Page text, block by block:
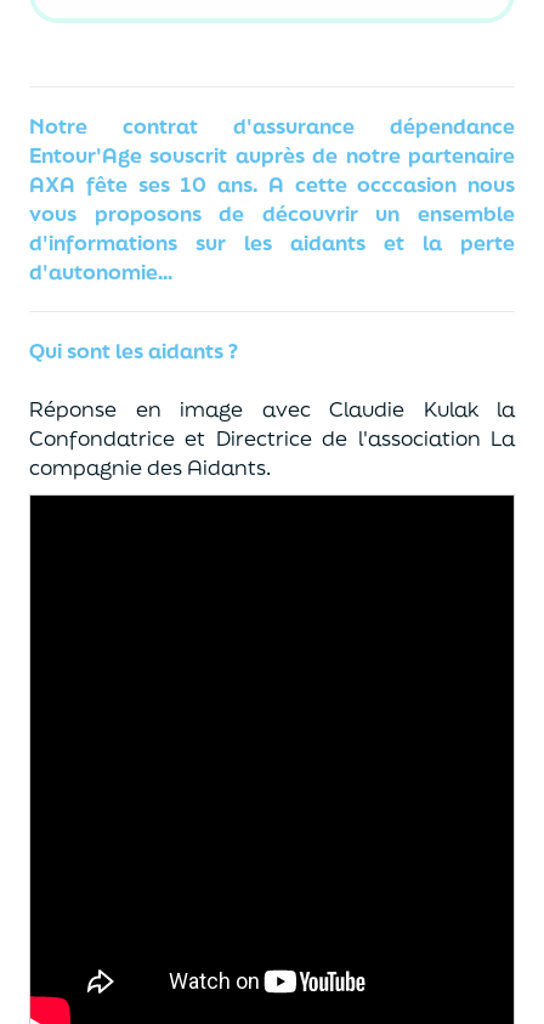
Notre contrat d'assurance dépendance
Entour'Age souscrit auprès de notre partenaire
AXA fête ses 10 ans. A cette occcasion nous
vous proposons de découvrir un ensemble
d'informations sur les aidants et la perte
d'autonomie...
Qui sont les aidants ?
Réponse en image avec Claudie Kulak la
Confondatrice et Directrice de l'association La
compagnie des Aidants.